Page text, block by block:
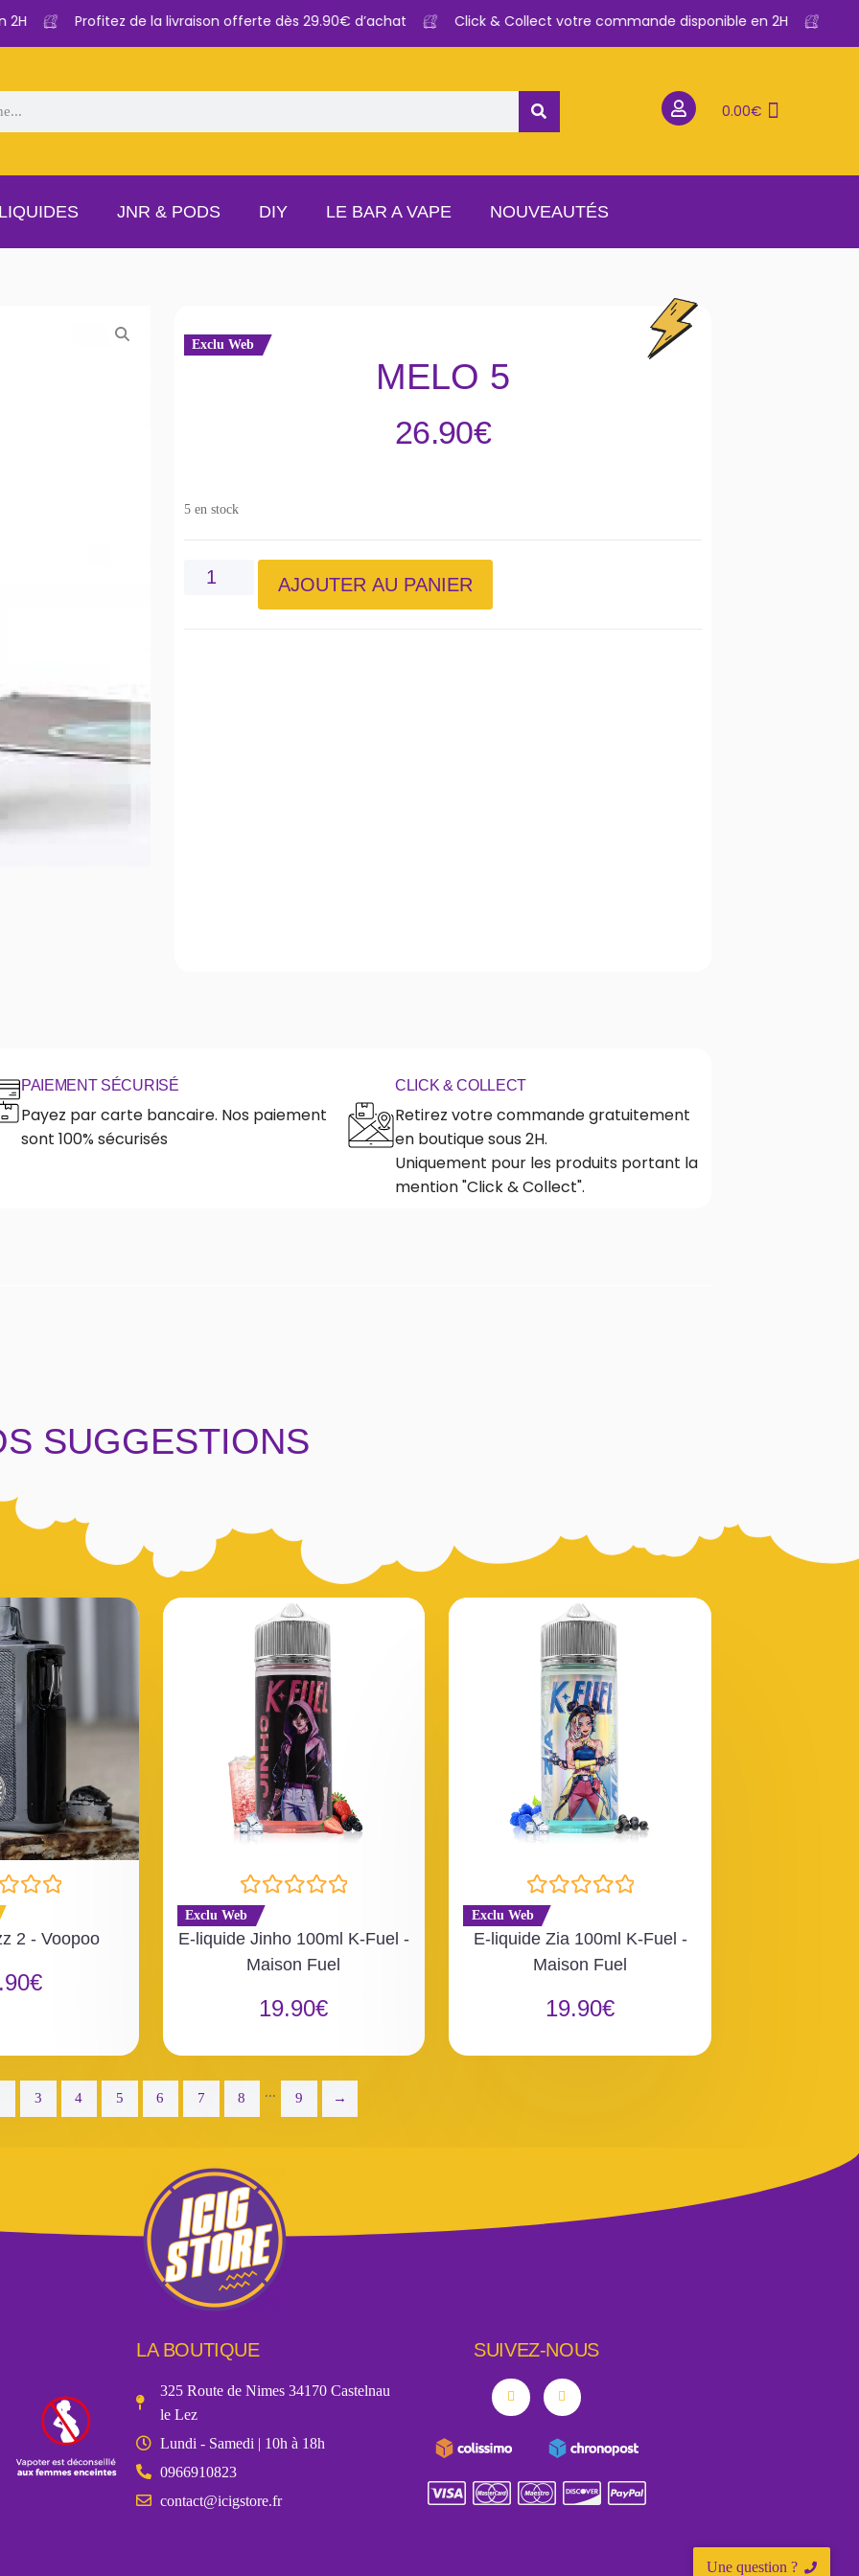
Profitez de la livraison offerte dès 29.90€ d’achat Click & Collect votre commande disponible en 2H
0.00€
JNR & PODS DIY LE BAR A VAPE NOUVEAUTÉS
Exclu Web
MELO 5
26.90€
5 en stock
AJOUTER AU PANIER
PAIEMENT SÉCURISÉ
Payez par carte bancaire. Nos paiement
sont 100% sécurisés
CLICK & COLLECT
Retirez votre commande gratuitement
en boutique sous 2H.
Uniquement pour les produits portant la
mention "Click & Collect".
SUGGESTIONS
2 - Voopoo
€
N
o
t
e
Exclu Web
E-liquide Jinho 100ml K-Fuel -
Maison Fuel
19.90€
N
o
t
e
Exclu Web
E-liquide Zia 100ml K-Fuel -
Maison Fuel
19.90€
3 4 5 6 7 8 ... 9 →
LA BOUTIQUE
325 Route de Nimes 34170 Castelnau
le Lez
Lundi - Samedi | 10h à 18h
0966910823
contact@icigstore.fr
SUIVEZ-NOUS
Une question ?